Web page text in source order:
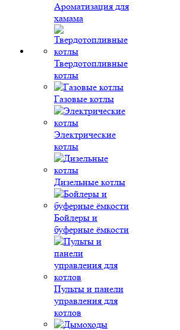
Ароматизация для
хамама
Твердотопливные
котлы
Газовые котлы
Электрические
котлы
Дизельные котлы
Бойлеры и
буферные ёмкости
Пульты и панели
управления для
котлов